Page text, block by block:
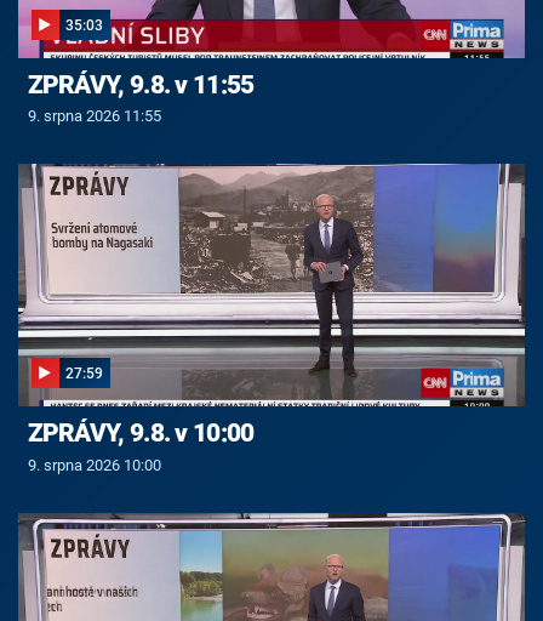
35:03
ZPRÁVY, 9.8. v 11:55
9. srpna 2026 11:55
27:59
ZPRÁVY, 9.8. v 10:00
9. srpna 2026 10:00